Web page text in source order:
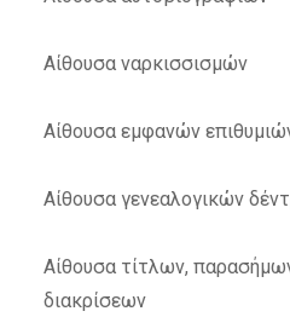
Αίθουσα ναρκισσισμών
Αίθουσα εμφανών
Αίθουσα γενεαλογικών
Αίθουσα τίτλων,
διακρίσεων